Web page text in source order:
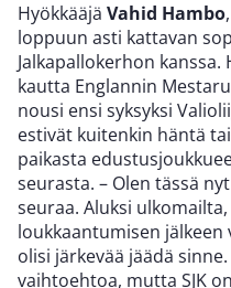
Hyökkääjä Vahid Hambo
loppuun asti kattavan
Jalkapallokerhon
kautta Englannin
nousi ensi syksyksi
estivät kuitenkin häntä
paikasta
seurasta. – Olen tässä
seuraa. Aluksi
loukkaantumisen jälkeen
olisi järkevää jäädä
vaihtoehtoa, mutta SJK